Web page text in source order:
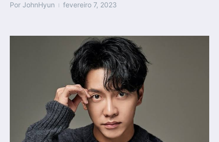
Por JohnHyun fevereiro 7, 2023